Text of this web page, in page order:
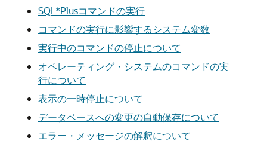
SQL*Plusコマンドの実行
コマンドの実行に影響するシステム変数
実行中のコマンドの停止について
オペレーティング・システムのコマンドの実
行について
表示の一時停止について
データベースへの変更の自動保存について
エラー・メッセージの解釈について